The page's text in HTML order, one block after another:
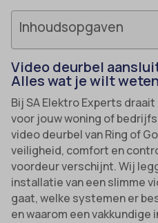
Inhoudsopgaven
Video deurbel
Alles wat je wilt weten
Bij SA Elektro Experts
voor jouw woning of
video deurbel van Ring of
veiligheid, comfort en
voordeur verschijnt. Wij
installatie van een slimme
gaat, welke systemen er
en waarom een